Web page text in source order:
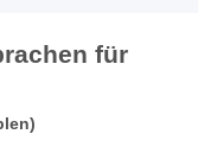
für